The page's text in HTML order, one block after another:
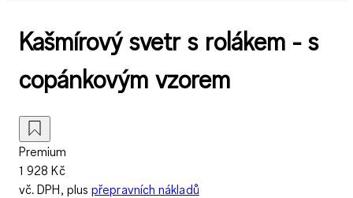
Kašmírový svetr s rolákem - s
copánkovým vzorem
Premium
1 928 Kč
vč. DPH, plus přepravních nákladů